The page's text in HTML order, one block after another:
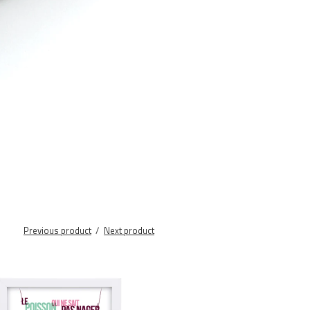
Previous product Next product